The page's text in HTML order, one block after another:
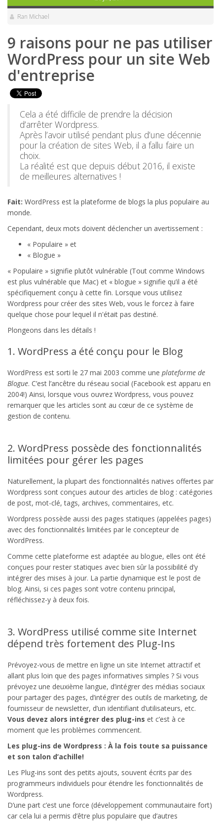
Ran Michael
9 raisons pour ne pas utiliser
WordPress pour un site Web
d'entreprise
Cela a été difficile de prendre la décision
d’arrêter Wordpress.
Après l’avoir utilisé pendant plus d’une décennie
pour la création de sites Web, il a fallu faire un
choix.
La réalité est que depuis début 2016, il existe
de meilleures alternatives !
Fait: WordPress est la plateforme de blogs la plus populaire au
monde.
Cependant, deux mots doivent déclencher un avertissement :
« Populaire » et
« Blogue »
« Populaire » signifie plutôt vulnérable (Tout comme Windows
est plus vulnérable que Mac) et « blogue » signifie qu’il a été
spécifiquement conçu à cette fin. Lorsque vous utilisez
Wordpress pour créer des sites Web, vous le forcez à faire
quelque chose pour lequel il n'était pas destiné.
Plongeons dans les détails !
1. WordPress a été conçu pour le Blog
WordPress est sorti le 27 mai 2003 comme une plateforme de
Blogue. C’est l’ancêtre du réseau social (Facebook est apparu en
2004!) Ainsi, lorsque vous ouvrez Wordpress, vous pouvez
remarquer que les articles sont au cœur de ce système de
gestion de contenu.
2. WordPress possède des fonctionnalités
limitées pour gérer les pages
Naturellement, la plupart des fonctionnalités natives offertes par
Wordpress sont conçues autour des articles de blog : catégories
de post, mot-clé, tags, archives, commentaires, etc.
Wordpress possède aussi des pages statiques (appelées pages)
avec des fonctionnalités limitées par le concepteur de
WordPress.
Comme cette plateforme est adaptée au blogue, elles ont été
conçues pour rester statiques avec bien sûr la possibilité d’y
intégrer des mises à jour. La partie dynamique est le post de
blog. Ainsi, si ces pages sont votre contenu principal,
réfléchissez-y à deux fois.
3. WordPress utilisé comme site Internet
dépend très fortement des Plug-Ins
Prévoyez-vous de mettre en ligne un site Internet attractif et
allant plus loin que des pages informatives simples ? Si vous
prévoyez une deuxième langue, d’intégrer des médias sociaux
pour partager des pages, d’intégrer des outils de marketing, de
fournisseur de newsletter, d’un identifiant d’utilisateurs, etc.
Vous devez alors intégrer des plug-ins et c’est à ce
moment que les problèmes commencent.
Les plug-ins de Wordpress : À la fois toute sa puissance
et son talon d’achille!
Les Plug-ins sont des petits ajouts, souvent écrits par des
programmeurs individuels pour étendre les fonctionnalités de
Wordpress.
D’une part c’est une force (développement communautaire fort)
car cela lui a permis d’être plus populaire que d’autres